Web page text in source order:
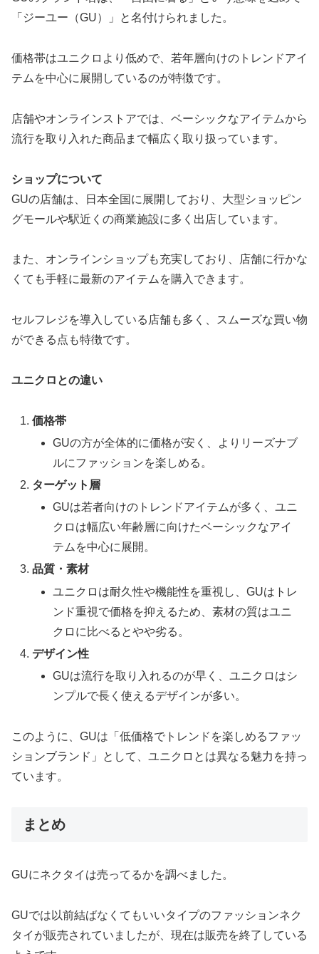
「ジーユー（GU）」と名付けられました。
価格帯はユニクロより低めで、若年層向けのトレンドアイ
テムを中心に展開しているのが特徴です。
店舗やオンラインストアでは、ベーシックなアイテムから
流行を取り入れた商品まで幅広く取り扱っています。
ショップについて
GUの店舗は、日本全国に展開しており、大型ショッピン
グモールや駅近くの商業施設に多く出店しています。
また、オンラインショップも充実しており、店舗に行かな
くても手軽に最新のアイテムを購入できます。
セルフレジを導入している店舗も多く、スムーズな買い物
ができる点も特徴です。
ユニクロとの違い
価格帯
GUの方が全体的に価格が安く、よりリーズナブ
ルにファッションを楽しめる。
ターゲット層
GUは若者向けのトレンドアイテムが多く、ユニ
クロは幅広い年齢層に向けたベーシックなアイ
テムを中心に展開。
品質・素材
ユニクロは耐久性や機能性を重視し、GUはトレ
ンド重視で価格を抑えるため、素材の質はユニ
クロに比べるとやや劣る。
デザイン性
GUは流行を取り入れるのが早く、ユニクロはシ
ンプルで長く使えるデザインが多い。
このように、GUは「低価格でトレンドを楽しめるファッ
ションブランド」として、ユニクロとは異なる魅力を持っ
ています。
まとめ
GUにネクタイは売ってるかを調べました。
GUでは以前結ばなくてもいいタイプのファッションネク
タイが販売されていましたが、現在は販売を終了している